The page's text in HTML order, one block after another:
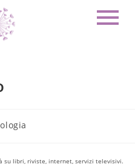
su libri, riviste, internet, servizi televisivi.